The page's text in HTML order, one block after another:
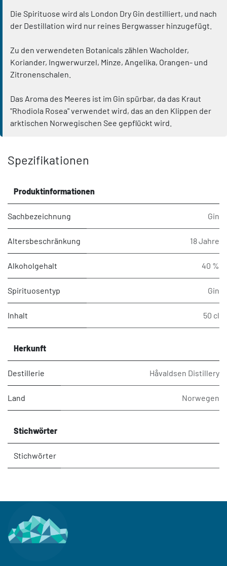
Die Spirituose wird als London Dry Gin destilliert, und nach
der Destillation wird nur reines Bergwasser hinzugefügt.
Zu den verwendeten Botanicals zählen Wacholder,
Koriander, Ingwerwurzel, Minze, Angelika, Orangen- und
Zitronenschalen.
Das Aroma des Meeres ist im Gin spürbar, da das Kraut
"Rhodiola Rosea" verwendet wird, das an den Klippen der
arktischen Norwegischen See gepflückt wird.
Spezifikationen
Produktinformationen
Sachbezeichnung Gin
Altersbeschränkung 18 Jahre
Alkoholgehalt 40 %
Spirituosentyp Gin
Inhalt 50 cl
Herkunft
Destillerie Håvaldsen Distillery
Land Norwegen
Stichwörter
Stichwörter